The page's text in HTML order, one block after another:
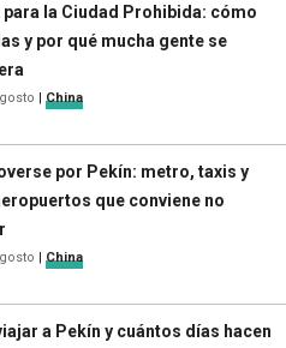
para la Ciudad Prohibida: cómo
y por qué mucha gente se
| China
por Pekín: metro, taxis y
que conviene no
| China
a Pekín y cuántos días hacen